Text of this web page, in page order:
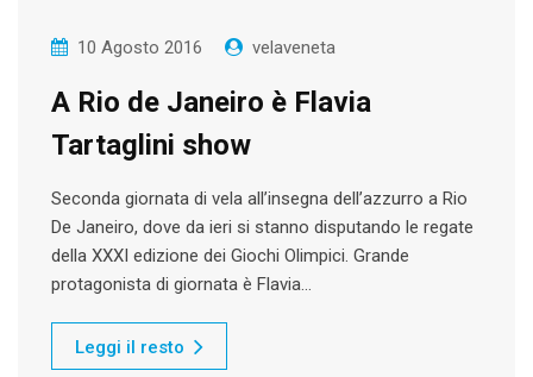
10 Agosto 2016 velaveneta
A Rio de Janeiro è Flavia
Tartaglini show
Seconda giornata di vela all’insegna dell’azzurro a Rio
De Janeiro, dove da ieri si stanno disputando le regate
della XXXI edizione dei Giochi Olimpici. Grande
protagonista di giornata è Flavia…
Leggi il resto